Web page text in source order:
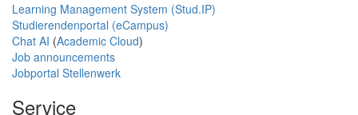
Learning Management System (Stud.IP)
Studierendenportal (eCampus)
Chat AI (Academic Cloud)
Job announcements
Jobportal Stellenwerk
Service